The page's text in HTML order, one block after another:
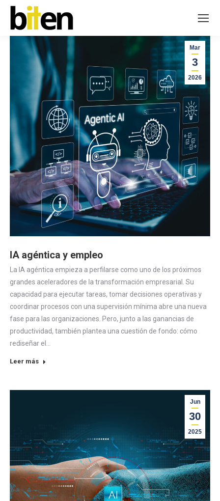
Mar
3
2026
IA agéntica y empleo
La IA agéntica empieza a perfilarse como uno de los próximos
grandes aceleradores de la transformación empresarial. Su
capacidad para ejecutar tareas, tomar decisiones operativas y
coordinar procesos con una supervisión mínima abre una nueva
fase para las organizaciones. Pero, junto a las ganancias de
productividad, también plantea una cuestión de fondo: cómo
rediseñar el…
Leer más
Jun
30
2025